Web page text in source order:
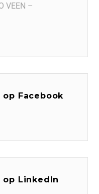
VEEN –
Facebook
op LinkedIn